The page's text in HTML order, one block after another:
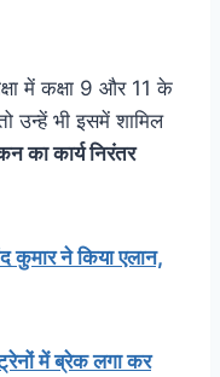
में कक्षा 9 और 11 के
तो उन्हें भी इसमें शामिल
का कार्य निरंतर
ने किया एलान,
में ब्रेक लगा कर